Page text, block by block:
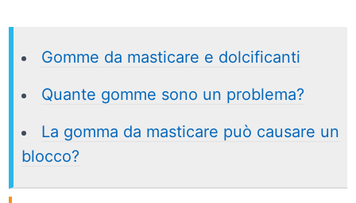
Gomme da masticare e dolcificanti
Quante gomme sono un problema?
La gomma da masticare può causare un
blocco?